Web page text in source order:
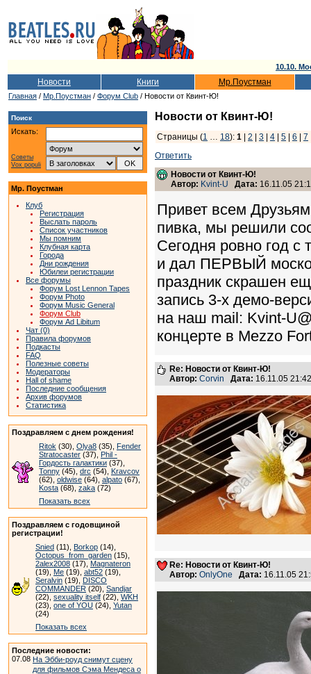
10.10.
Новости Книги Мр.Поустман
Главная / Мр.Поустман / Форум Club / Новости от Квинт-Ю!
Поиск
Искать:
Советы
Vox populi
Мр. Поустман
Клуб
Регистрация
Выслать пароль
Список участников
Мы помним
Клубная карта
Города
Дни рождения
Юбилеи регистрации
Все форумы
Форум Lost Lennon Tapes
Форум Photo
Форум Music General
Форум Club
Форум Ad Libitum
Чат (0)
Правила форумов
Подкасты
FAQ
Полезные советы
Модераторы
Hall of shame
Последние сообщения
Архив форумов
Статистика
Поздравляем с днем рождения!
Ritok (30), Olya8 (35), Fender
Stratocaster (37), Phil -
Гордость галактики (37),
Tonny (45), drc (54), Kravcov
(62), oldwise (64), alpato (67),
Kosta (68), zaka (72)
Показать всех
Поздравляем с годовщиной
регистрации!
Snied (11), Borkop (14),
Octopus_from_garden (15),
2alex2008 (17), Magnateron
(19), Me (19), abt52 (19),
Seralvin (19), DISCO
COMMANDER (20), Sandjar
(22), sexuality itself (22), WKH
(23), one of YOU (24), Yutan
(24)
Показать всех
Последние новости:
07.08 На Эбби-роуд снимут сцену
для фильмов Сэма Мендеса о
Новости от Квинт-Ю!
Страницы (1 … 18): 1 2 3 4 5 6 7
Ответить
Новости от Квинт-Ю!
Автор: Kvint-U Дата: 16.11.05
Привет всем
пивка, мы решили
Сегодня ровно год с
и дал ПЕРВЫЙ
праздник скрашен
запись 3-х демо-
на наш mail: Kvint-
концерте в Mezzo
Re: Новости от Квинт-Ю!
Автор: Corvin Дата: 16.11.05
Re: Новости от Квинт-Ю!
Автор: OnlyOne Дата: 16.11.05